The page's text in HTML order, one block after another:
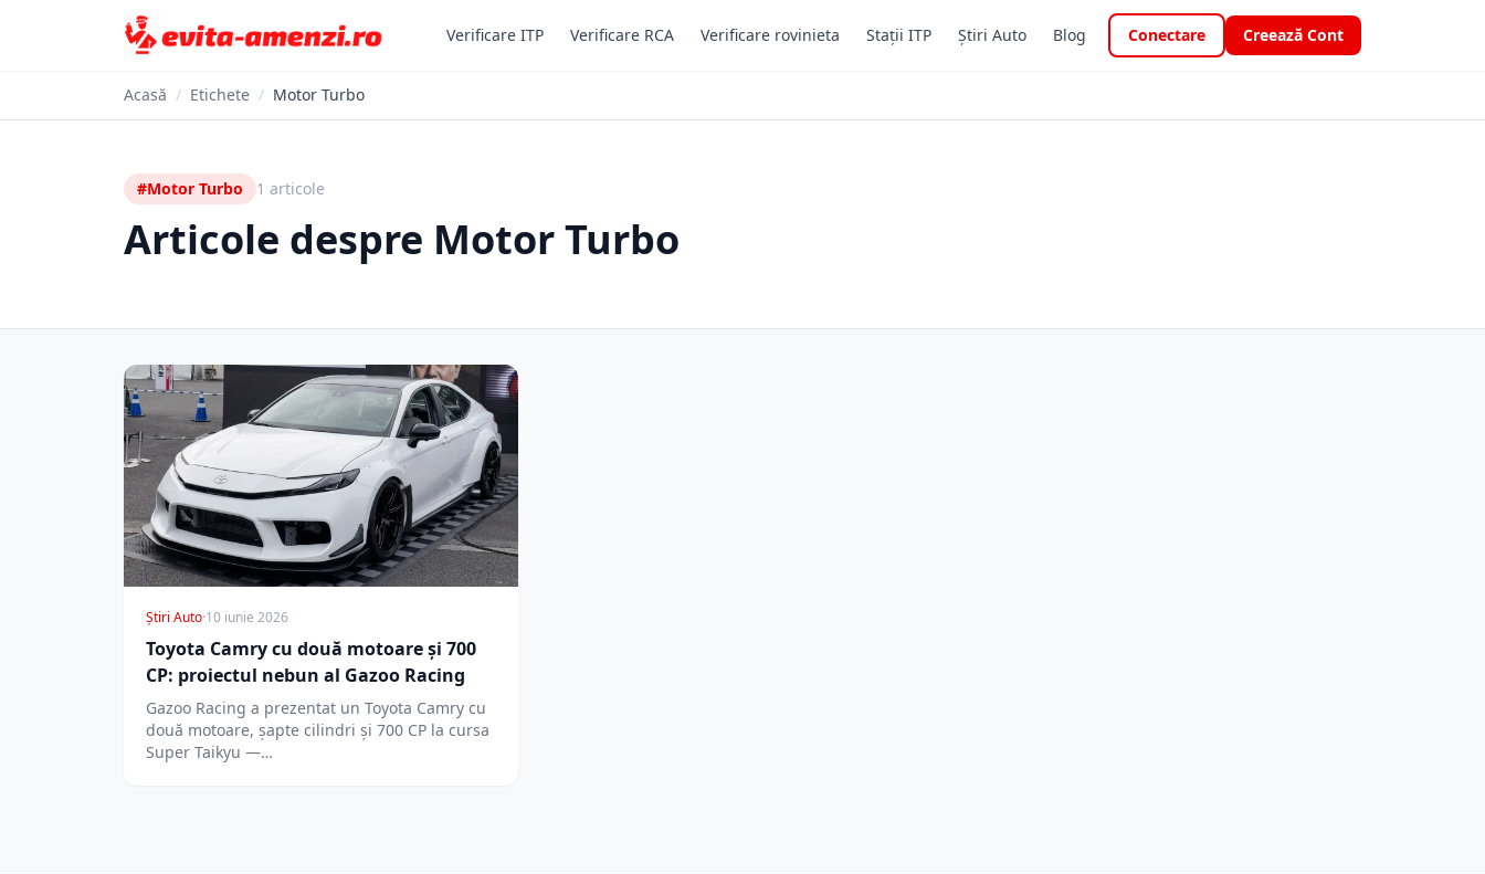
Verificare ITP Verificare RCA Verificare rovinieta Stații ITP Știri Auto Blog Conectare Creează Cont
Acasă / Etichete / Motor Turbo
#Motor Turbo 1 articole
Articole despre Motor Turbo
Știri Auto·10 iunie 2026
Toyota Camry cu două motoare și 700
CP: proiectul nebun al Gazoo Racing
Gazoo Racing a prezentat un Toyota Camry cu
două motoare, șapte cilindri și 700 CP la cursa
Super Taikyu —…